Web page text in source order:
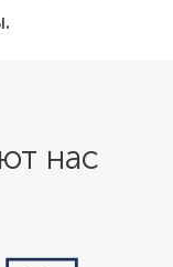
нас